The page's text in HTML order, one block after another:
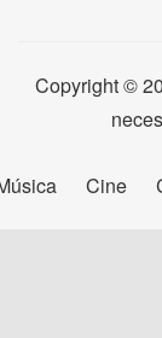
Copyright ©
Cine